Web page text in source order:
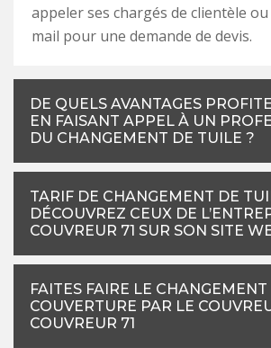
appeler ses chargés de clientèle
mail pour une demande de devis.
DE QUELS AVANTAGES
EN FAISANT APPEL À UN
DU CHANGEMENT DE TUILE ?
TARIF DE CHANGEMENT DE
DÉCOUVREZ CEUX DE
COUVREUR 71 SUR SON SITE
FAITES FAIRE LE
COUVERTURE PAR LE
COUVREUR 71